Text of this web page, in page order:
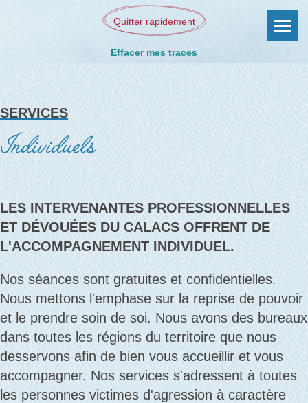
Quitter rapidement
Effacer mes traces
SERVICES
Individuels
LES INTERVENANTES PROFESSIONNELLES
ET DÉVOUÉES DU CALACS OFFRENT DE
L'ACCOMPAGNEMENT INDIVIDUEL.
Nos séances sont gratuites et confidentielles.
Nous mettons l'emphase sur la reprise de pouvoir
et le prendre soin de soi. Nous avons des bureaux
dans toutes les régions du territoire que nous
desservons afin de bien vous accueillir et vous
accompagner. Nos services s'adressent à toutes
les personnes victimes d'agression à caractère